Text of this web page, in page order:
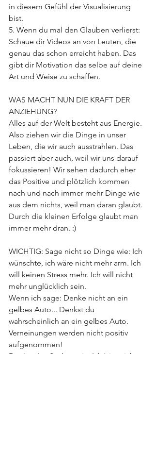
in diesem Gefühl der Visualisierung
bist.
5. Wenn du mal den Glauben verlierst:
Schaue dir Videos an von Leuten, die
genau das schon erreicht haben. Das
gibt dir Motivation das selbe auf deine
Art und Weise zu schaffen.
WAS MACHT NUN DIE KRAFT DER
ANZIEHUNG?
Alles auf der Welt besteht aus Energie.
Also ziehen wir die Dinge in unser
Leben, die wir auch ausstrahlen. Das
passiert aber auch, weil wir uns darauf
fokussieren! Wir sehen dadurch eher
das Positive und plötzlich kommen
nach und nach immer mehr Dinge wie
aus dem nichts, weil man daran glaubt.
Durch die kleinen Erfolge glaubt man
immer mehr dran. :)
WICHTIG: Sage nicht so Dinge wie: Ich
wünschte, ich wäre nicht mehr arm. Ich
will keinen Stress mehr. Ich will nicht
mehr unglücklich sein.
Wenn ich sage: Denke nicht an ein
gelbes Auto... Denkst du
wahrscheinlich an ein gelbes Auto.
Verneinungen werden nicht positiv
aufgenommen!
Denke also Sachen wie: Ich bin reich.